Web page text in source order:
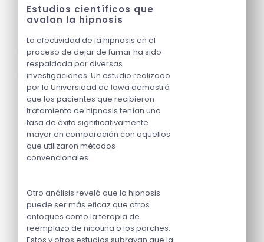
Estudios científicos que
avalan la hipnosis
La efectividad de la hipnosis en el
proceso de dejar de fumar ha sido
respaldada por diversas
investigaciones. Un estudio realizado
por la Universidad de Iowa demostró
que los pacientes que recibieron
tratamiento de hipnosis tenían una
tasa de éxito significativamente
mayor en comparación con aquellos
que utilizaron métodos
convencionales.
Otro análisis reveló que la hipnosis
puede ser más eficaz que otros
enfoques como la terapia de
reemplazo de nicotina o los parches.